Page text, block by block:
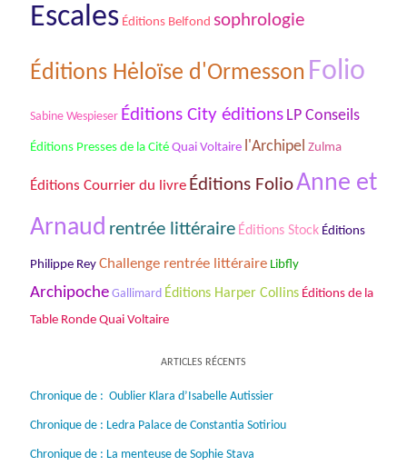
Escales Éditions Belfond sophrologie
Éditions Hėloïse d'Ormesson Folio
Sabine Wespieser Éditions City éditions LP Conseils
Éditions Presses de la Cité Quai Voltaire l'Archipel Zulma
Éditions Courrier du livre Éditions FolioAnne et
Arnaud rentrée littéraire Éditions Stock Éditions
Philippe Rey Challenge rentrée littéraire Libfly
Archipoche Gallimard Éditions Harper Collins Éditions de la
Table Ronde Quai Voltaire
ARTICLES RÉCENTS
Chronique de : Oublier Klara d’Isabelle Autissier
Chronique de : Ledra Palace de Constantia Sotiriou
Chronique de : La menteuse de Sophie Stava